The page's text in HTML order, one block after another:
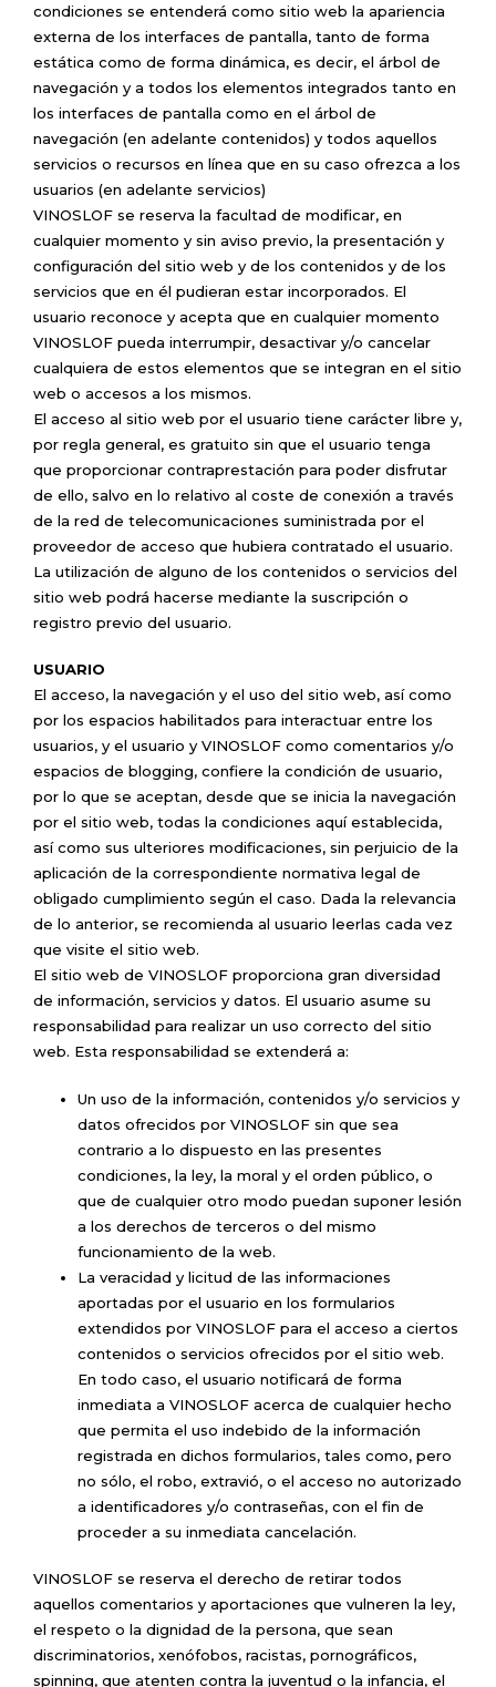
condiciones se entenderá como sitio web la apariencia
externa de los interfaces de pantalla, tanto de forma
estática como de forma dinámica, es decir, el árbol de
navegación y a todos los elementos integrados tanto en
los interfaces de pantalla como en el árbol de
navegación (en adelante contenidos) y todos aquellos
servicios o recursos en línea que en su caso ofrezca a los
usuarios (en adelante servicios)
VINOSLOF se reserva la facultad de modificar, en
cualquier momento y sin aviso previo, la presentación y
configuración del sitio web y de los contenidos y de los
servicios que en él pudieran estar incorporados. El
usuario reconoce y acepta que en cualquier momento
VINOSLOF pueda interrumpir, desactivar y/o cancelar
cualquiera de estos elementos que se integran en el sitio
web o accesos a los mismos.
El acceso al sitio web por el usuario tiene carácter libre y,
por regla general, es gratuito sin que el usuario tenga
que proporcionar contraprestación para poder disfrutar
de ello, salvo en lo relativo al coste de conexión a través
de la red de telecomunicaciones suministrada por el
proveedor de acceso que hubiera contratado el usuario.
La utilización de alguno de los contenidos o servicios del
sitio web podrá hacerse mediante la suscripción o
registro previo del usuario.
USUARIO
El acceso, la navegación y el uso del sitio web, así como
por los espacios habilitados para interactuar entre los
usuarios, y el usuario y VINOSLOF como comentarios y/o
espacios de blogging, confiere la condición de usuario,
por lo que se aceptan, desde que se inicia la navegación
por el sitio web, todas la condiciones aquí establecida,
así como sus ulteriores modificaciones, sin perjuicio de la
aplicación de la correspondiente normativa legal de
obligado cumplimiento según el caso. Dada la relevancia
de lo anterior, se recomienda al usuario leerlas cada vez
que visite el sitio web.
El sitio web de VINOSLOF proporciona gran diversidad
de información, servicios y datos. El usuario asume su
responsabilidad para realizar un uso correcto del sitio
web. Esta responsabilidad se extenderá a:
Un uso de la información, contenidos y/o servicios y
datos ofrecidos por VINOSLOF sin que sea
contrario a lo dispuesto en las presentes
condiciones, la ley, la moral y el orden público, o
que de cualquier otro modo puedan suponer lesión
a los derechos de terceros o del mismo
funcionamiento de la web.
La veracidad y licitud de las informaciones
aportadas por el usuario en los formularios
extendidos por VINOSLOF para el acceso a ciertos
contenidos o servicios ofrecidos por el sitio web.
En todo caso, el usuario notificará de forma
inmediata a VINOSLOF acerca de cualquier hecho
que permita el uso indebido de la información
registrada en dichos formularios, tales como, pero
no sólo, el robo, extravió, o el acceso no autorizado
a identificadores y/o contraseñas, con el fin de
proceder a su inmediata cancelación.
VINOSLOF se reserva el derecho de retirar todos
aquellos comentarios y aportaciones que vulneren la ley,
el respeto o la dignidad de la persona, que sean
discriminatorios, xenófobos, racistas, pornográficos,
spinning, que atenten contra la juventud o la infancia, el